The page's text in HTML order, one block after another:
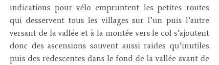
indications pour vélo empruntent les petites routes
qui desservent tous les villages sur l’un puis l’autre
versant de la vallée et à la montée vers le col s’ajoutent
donc des ascensions souvent aussi raides qu’inutiles
puis des redescentes dans le fond de la vallée avant de